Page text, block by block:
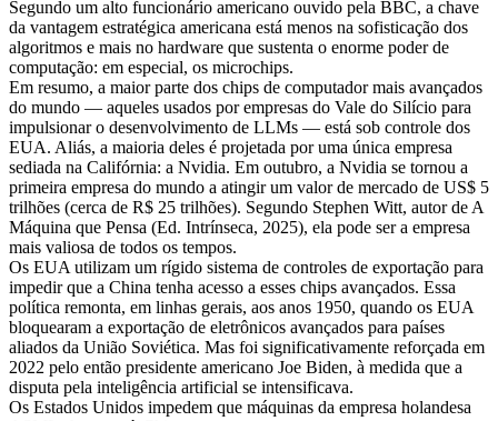
Segundo um alto funcionário americano ouvido pela BBC, a chave
da vantagem estratégica americana está menos na sofisticação dos
algoritmos e mais no hardware que sustenta o enorme poder de
computação: em especial, os microchips.
Em resumo, a maior parte dos chips de computador mais avançados
do mundo — aqueles usados por empresas do Vale do Silício para
impulsionar o desenvolvimento de LLMs — está sob controle dos
EUA. Aliás, a maioria deles é projetada por uma única empresa
sediada na Califórnia: a Nvidia. Em outubro, a Nvidia se tornou a
primeira empresa do mundo a atingir um valor de mercado de US$ 5
trilhões (cerca de R$ 25 trilhões). Segundo Stephen Witt, autor de A
Máquina que Pensa (Ed. Intrínseca, 2025), ela pode ser a empresa
mais valiosa de todos os tempos.
Os EUA utilizam um rígido sistema de controles de exportação para
impedir que a China tenha acesso a esses chips avançados. Essa
política remonta, em linhas gerais, aos anos 1950, quando os EUA
bloquearam a exportação de eletrônicos avançados para países
aliados da União Soviética. Mas foi significativamente reforçada em
2022 pelo então presidente americano Joe Biden, à medida que a
disputa pela inteligência artificial se intensificava.
Os Estados Unidos impedem que máquinas da empresa holandesa